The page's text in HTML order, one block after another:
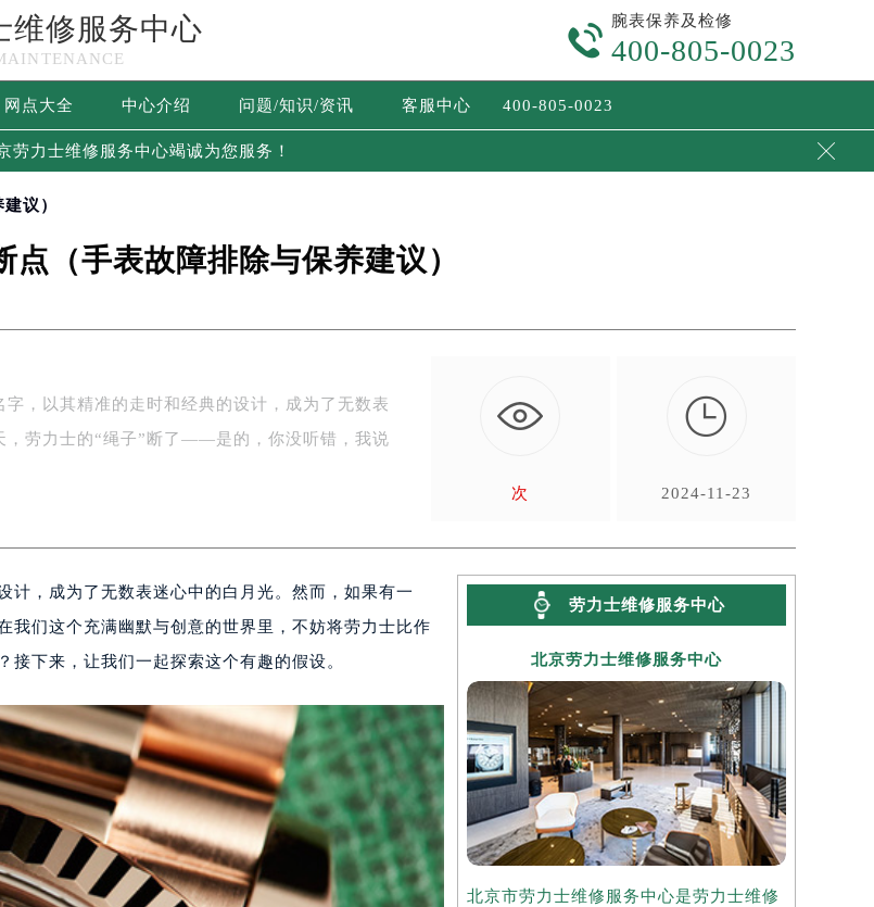
维修服务中心 
腕表保养及检修
400-805-0023
网点大全 中心介绍 问题/知识/资讯 客服中心 400-805-0023
劳力士维修服务中心竭诚为您服务！ 
议）
点（手表故障排除与保养建议）
，以其精准的走时和经典的设计，成为了无数表
，劳力士的“绳子”断了——是的，你没听错，我说
次

2024-11-23
计，成为了无数表迷心中的白月光。然而，如果有一
们这个充满幽默与创意的世界里，不妨将劳力士比作
下来，让我们一起探索这个有趣的假设。
劳力士维修服务中心
北京劳力士维修服务中心
北京市劳力士维修服务中心是劳力士维修